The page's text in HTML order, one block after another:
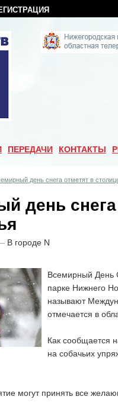
ПЕРЕДАЧИ КОНТАКТЫ
день снега отметят в
день снега
В городе N
Всемирный День
парке Нижнего
называют
отмечается в
Как сообщается
на собачьих
могут принять все